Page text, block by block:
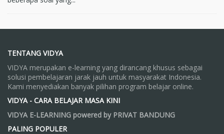
TENTANG VIDYA
VIDYA merupakan e-learning yang dirancang khusus sebagai
solusi pembelajaran jarak jauh untuk masyarakat Indonesia.
Kami menyediakan banyak pilihan program belajar online.
VIDYA - CARA BELAJAR MASA KINI
VIDYA E-LEARNING powered by PRIVAT BANDUNG
PALING POPULER